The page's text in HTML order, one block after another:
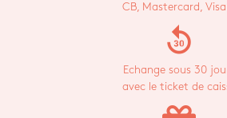
CB, Mastercard,
replay_30
Echange sous 30
avec le ticket de